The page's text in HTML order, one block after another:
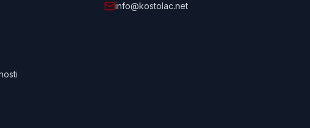
info@kostolac.net